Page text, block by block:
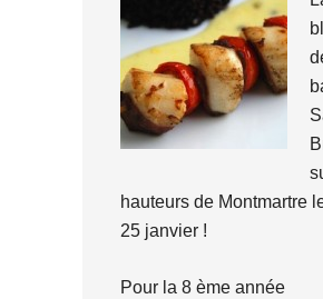
hauteurs de Montmartre
25 janvier !
Pour la 8 ème année